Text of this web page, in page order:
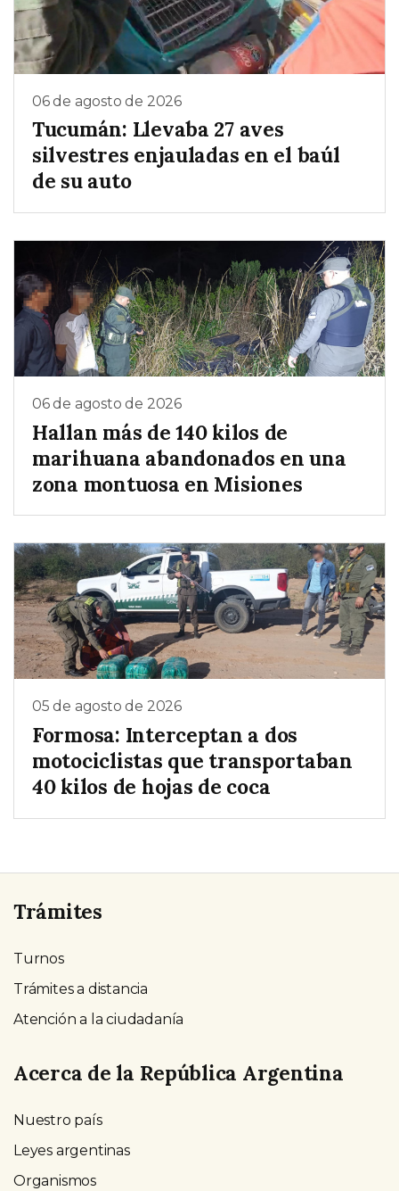
06 de agosto de 2026
Tucumán: Llevaba 27 aves
silvestres enjauladas en el baúl
de su auto
06 de agosto de 2026
Hallan más de 140 kilos de
marihuana abandonados en una
zona montuosa en Misiones
05 de agosto de 2026
Formosa: Interceptan a dos
motociclistas que transportaban
40 kilos de hojas de coca
Trámites
Turnos
Trámites a distancia
Atención a la ciudadanía
Acerca de la República Argentina
Nuestro país
Leyes argentinas
Organismos